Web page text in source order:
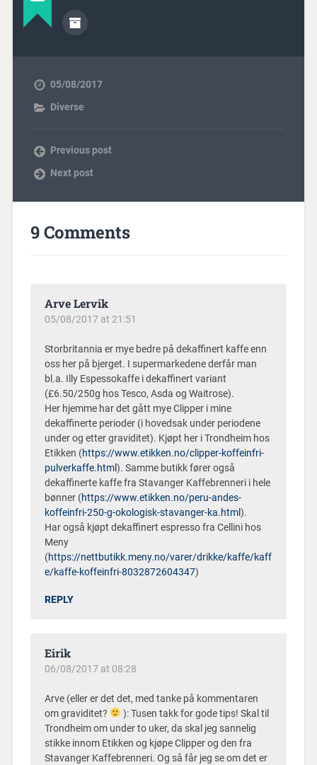
05/08/2017
Diverse
Previous post
Next post
9 Comments
Arve Lervik
05/08/2017 at 21:51
Storbritannia er mye bedre på dekaffinert kaffe enn
oss her på bjerget. I supermarkedene derfår man
bl.a. Illy Espessokaffe i dekaffinert variant
(£6.50/250g hos Tesco, Asda og Waitrose).
Her hjemme har det gått mye Clipper i mine
dekaffinerte perioder (i hovedsak under periodene
under og etter graviditet). Kjøpt her i Trondheim hos
Etikken (https://www.etikken.no/clipper-koffeinfri-
pulverkaffe.html). Samme butikk fører også
dekaffinerte kaffe fra Stavanger Kaffebrenneri i hele
bønner (https://www.etikken.no/peru-andes-
koffeinfri-250-g-okologisk-stavanger-ka.html).
Har også kjøpt dekaffinert espresso fra Cellini hos
Meny
(https://nettbutikk.meny.no/varer/drikke/kaffe/kaff
e/kaffe-koffeinfri-8032872604347)
REPLY
Eirik
06/08/2017 at 08:28
Arve (eller er det det, med tanke på kommentaren
om graviditet?
): Tusen takk for gode tips! Skal til
Trondheim om under to uker, da skal jeg sannelig
stikke innom Etikken og kjøpe Clipper og den fra
Stavanger Kaffebrenneri. Og så får jeg se om det er